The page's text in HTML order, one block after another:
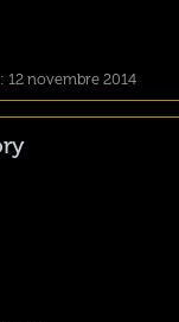
12 novembre 2014